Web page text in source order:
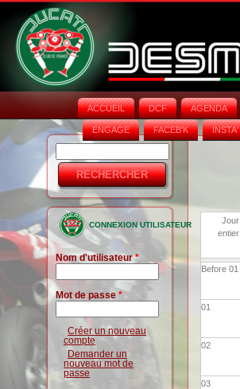
ACCUEIL DCF AGENDA
ENGAGE FACEB'K INSTA‘
Formulaire
de
recherche
CONNEXION UTILISATEUR
Nom d'utilisateur*
Mot de passe *
Créer un nouveau
compte
Demander un
nouveau mot de
passe
Jour
entier
Before 01
01
02
03